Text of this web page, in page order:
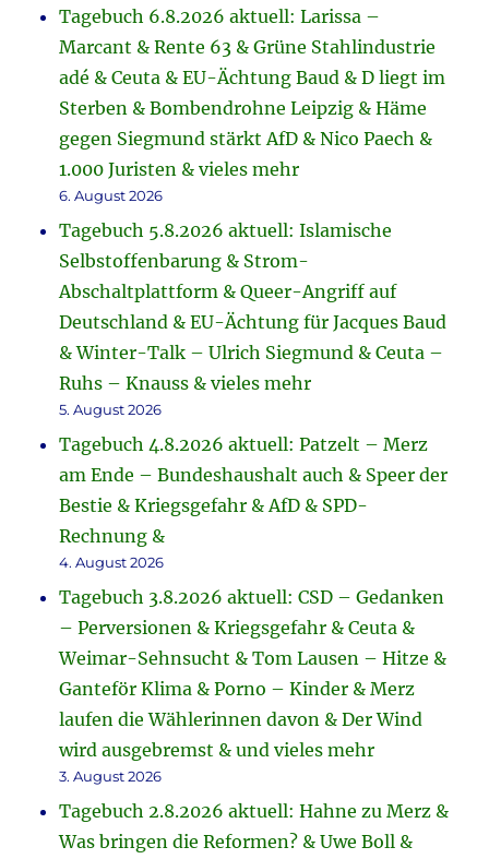
Tagebuch 6.8.2026 aktuell: Larissa –
Marcant & Rente 63 & Grüne Stahlindustrie
adé & Ceuta & EU-Ächtung Baud & D liegt im
Sterben & Bombendrohne Leipzig & Häme
gegen Siegmund stärkt AfD & Nico Paech &
1.000 Juristen & vieles mehr
6. August 2026
Tagebuch 5.8.2026 aktuell: Islamische
Selbstoffenbarung & Strom-
Abschaltplattform & Queer-Angriff auf
Deutschland & EU-Ächtung für Jacques Baud
& Winter-Talk – Ulrich Siegmund & Ceuta –
Ruhs – Knauss & vieles mehr
5. August 2026
Tagebuch 4.8.2026 aktuell: Patzelt – Merz
am Ende – Bundeshaushalt auch & Speer der
Bestie & Kriegsgefahr & AfD & SPD-
Rechnung &
4. August 2026
Tagebuch 3.8.2026 aktuell: CSD – Gedanken
– Perversionen & Kriegsgefahr & Ceuta &
Weimar-Sehnsucht & Tom Lausen – Hitze &
Ganteför Klima & Porno – Kinder & Merz
laufen die Wählerinnen davon & Der Wind
wird ausgebremst & und vieles mehr
3. August 2026
Tagebuch 2.8.2026 aktuell: Hahne zu Merz &
Was bringen die Reformen? & Uwe Boll &